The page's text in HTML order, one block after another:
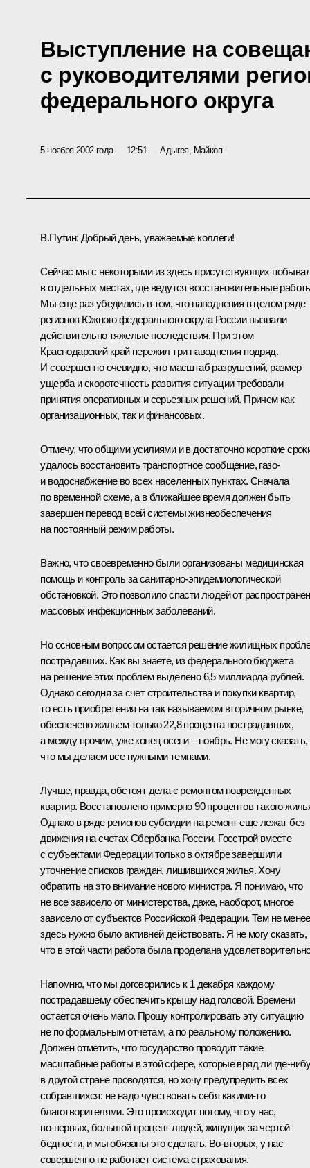
Выступление на
с руководителями
федерального округа
5 ноября 2002 года 12:51 Адыгея, Майкоп
В.Путин: Добрый день, уважаемые коллеги!
Сейчас мы с некоторыми из здесь присутствующих
в отдельных местах, где ведутся восстановительные
Мы еще раз убедились в том, что наводнения в целом ряде
регионов Южного федерального округа России вызвали
действительно тяжелые последствия. При этом
Краснодарский край пережил три наводнения подряд.
И совершенно очевидно, что масштаб разрушений, размер
ущерба и скоротечность развития ситуации требовали
принятия оперативных и серьезных решений. Причем как
организационных, так и финансовых.
Отмечу, что общими усилиями и в достаточно короткие
удалось восстановить транспортное сообщение, газо-
и водоснабжение во всех населенных пунктах. Сначала
по временной схеме, а в ближайшее время должен быть
завершен перевод всей системы жизнеобеспечения
на постоянный режим работы.
Важно, что своевременно были организованы медицинская
помощь и контроль за санитарно-эпидемиологической
обстановкой. Это позволило спасти людей от
массовых инфекционных заболеваний.
Но основным вопросом остается решение жилищных
пострадавших. Как вы знаете, из федерального бюджета
на решение этих проблем выделено 6,5 миллиарда рублей.
Однако сегодня за счет строительства и покупки квартир,
то есть приобретения на так называемом вторичном рынке,
обеспечено жильем только 22,8 процента пострадавших,
а между прочим, уже конец осени – ноябрь. Не могу сказать,
что мы делаем все нужными темпами.
Лучше, правда, обстоят дела с ремонтом поврежденных
квартир. Восстановлено примерно 90 процентов такого
Однако в ряде регионов субсидии на ремонт еще лежат без
движения на счетах Сбербанка России. Госстрой вместе
с субъектами Федерации только в октябре завершили
уточнение списков граждан, лишившихся жилья. Хочу
обратить на это внимание нового министра. Я понимаю, что
не все зависело от министерства, даже, наоборот, многое
зависело от субъектов Российской Федерации. Тем не менее
здесь нужно было активней действовать. Я не могу сказать,
что в этой части работа была проделана
Напомню, что мы договорились к 1 декабря каждому
пострадавшему обеспечить крышу над головой. Времени
остается очень мало. Прошу контролировать эту ситуацию
не по формальным отчетам, а по реальному положению.
Должен отметить, что государство проводит такие
масштабные работы в этой сфере, которые вряд ли
в другой стране проводятся, но хочу предупредить всех
собравшихся: не надо чувствовать себя какими‑то
благотворителями. Это происходит потому, что у нас,
во‑первых, большой процент людей, живущих за чертой
бедности, и мы обязаны это сделать. Во‑вторых, у нас
совершенно не работает система страхования.